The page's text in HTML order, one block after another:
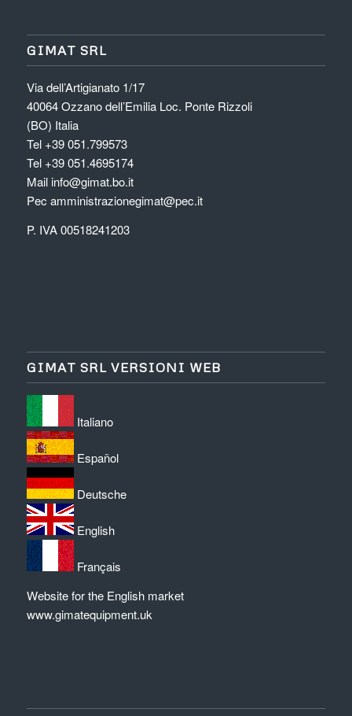
GIMAT SRL
Via dell’Artigianato 1/17
40064 Ozzano dell’Emilia Loc. Ponte Rizzoli
(BO) Italia
Tel +39 051.799573
Tel +39 051.4695174
Mail info@gimat.bo.it
Pec amministrazionegimat@pec.it
P. IVA 00518241203
GIMAT SRL VERSIONI WEB
Italiano
Español
Deutsche
English
Français
Website for the English market
www.gimatequipment.uk